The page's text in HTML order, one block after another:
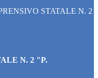
STATALE N. 2
N. 2 "P.